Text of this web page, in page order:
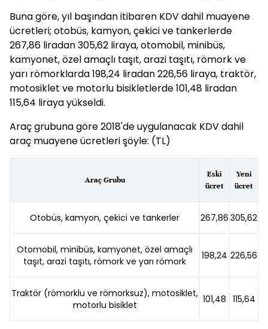
Buna göre, yıl başından itibaren KDV dahil muayene
ücretleri; otobüs, kamyon, çekici ve tankerlerde
267,86 liradan 305,62 liraya, otomobil, minibüs,
kamyonet, özel amaçlı taşıt, arazi taşıtı, römork ve
yarı römorklarda 198,24 liradan 226,56 liraya, traktör,
motosiklet ve motorlu bisikletlerde 101,48 liradan
115,64 liraya yükseldi.
Araç grubuna göre 2018'de uygulanacak KDV dahil
araç muayene ücretleri şöyle: (TL)
Araç Grubu
Eski
ücret
Yeni
ücret
Otobüs, kamyon, çekici ve tankerler 267,86 305,62
Otomobil, minibüs, kamyonet, özel amaçlı
taşıt, arazi taşıtı, römork ve yarı römork
198,24 226,56
Traktör (römorklu ve römorksuz), motosiklet,
motorlu bisiklet
101,48 115,64